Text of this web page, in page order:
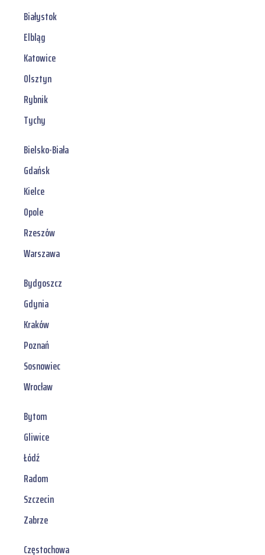
Białystok
Elbląg
Katowice
Olsztyn
Rybnik
Tychy
Bielsko-Biała
Gdańsk
Kielce
Opole
Rzeszów
Warszawa
Bydgoszcz
Gdynia
Kraków
Poznań
Sosnowiec
Wrocław
Bytom
Gliwice
Łódź
Radom
Szczecin
Zabrze
Częstochowa